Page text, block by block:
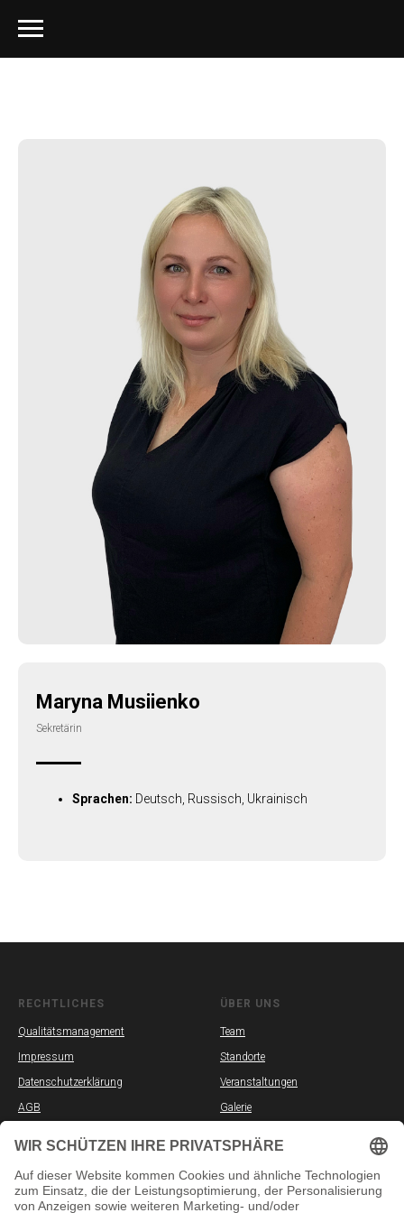
Maryna Musiienko
Sekretärin
Sprachen: Deutsch, Russisch, Ukrainisch
RECHTLICHES
Qualitätsmanagement
Impressum
Datenschutzerklärung
AGB
ÜBER UNS
Team
Standorte
Veranstaltungen
Galerie
SOZIALE MEDIEN INFORMATION